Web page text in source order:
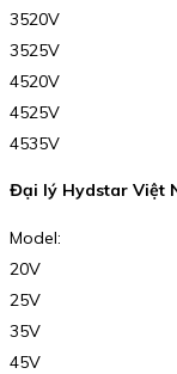
3520V
3525V
4520V
4525V
4535V
Đại lý Hydstar Việt
Model:
20V
25V
35V
45V